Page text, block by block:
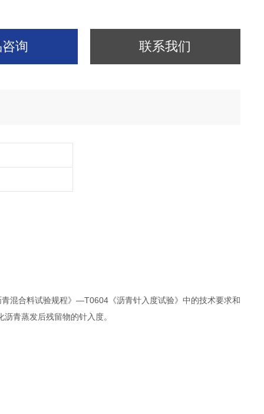
询 联系我们
混合料试验规程》—T0604《沥青针入度试验》中的技术要求和
青蒸发后残留物的针入度。